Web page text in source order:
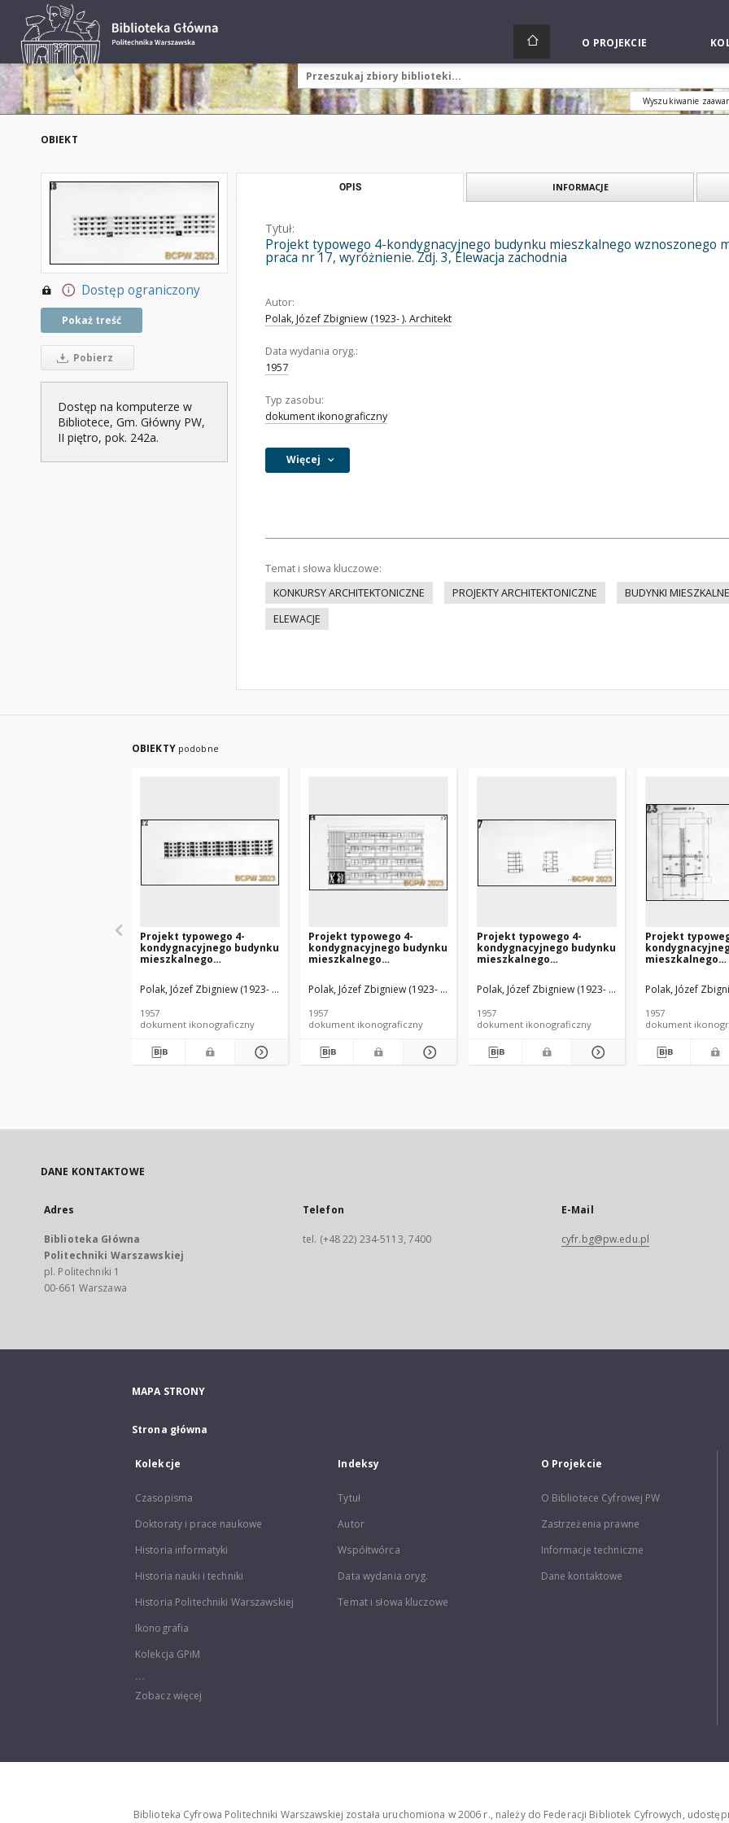
O PROJEKCIE
Wyszukiwanie
OBIEKT
Dostęp ograniczony
Pokaż treść
Pobierz
Dostęp na komputerze w
Bibliotece, Gm. Główny PW,
II piętro, pok. 242a.
OPIS INFORMACJE
Tytuł:
Projekt typowego 4-kondygnacyjnego budynku mieszkalnego wznoszonego
praca nr 17, wyróżnienie. Zdj. 3, Elewacja zachodnia
Autor:
Polak, Józef Zbigniew (1923- ). Architekt
Data wydania oryg.:
1957
Typ zasobu:
dokument ikonograficzny
Więcej
Temat i słowa kluczowe:
KONKURSY ARCHITEKTONICZNE
PROJEKTY ARCHITEKTONICZNE BUDYNKI MIESZKALNE
ELEWACJE
OBIEKTY podobne
Projekt typowego 4-
kondygnacyjnego budynku
mieszkalnego
uprzemysłowioną -
Konkurs SARP nr 231 :
Zdj. 2, Elewacja budynku
Polak, Józef Zbigniew (1923- ). Architekt Cygan, Jerzy. Architekt Wiland, Stanisław. Architekt Brykalski, Stanisław (1914-1961).
1957
dokument ikonograficzny
Projekt typowego 4-
kondygnacyjnego budynku
mieszkalnego
uprzemysłowioną -
Konkurs SARP nr 231 :
Zdj. 1, Fragment elewacji
Polak, Józef Zbigniew (1923- ). Architekt Cygan, Jerzy. Architekt Wiland, Stanisław. Architekt
1957
dokument ikonograficzny
Projekt typowego 4-
kondygnacyjnego budynku
mieszkalnego
uprzemysłowioną -
Konkurs SARP nr 231 :
Zdj. 13, Trzy przekroje
budynku
Polak, Józef Zbigniew (1923- ). Architekt Cygan, Jerzy.
1957
dokument ikonograficzny
Projekt
mieszkalnego
Konkurs SARP nr
Zdj. 12, Przekrój
A
Polak, Józef
1957
dokument
DANE KONTAKTOWE
Adres
Biblioteka Główna
Politechniki Warszawskiej
pl. Politechniki 1
00-661 Warszawa
Telefon
tel. (+48 22) 234-5113, 7400
E-Mail
cyfr.bg@pw.edu.pl
MAPA STRONY
Strona główna
Kolekcje
Czasopisma
Doktoraty i prace naukowe
Historia informatyki
Historia nauki i techniki
Historia Politechniki Warszawskiej
Ikonografia
Kolekcja GPiM
...
Zobacz więcej
Indeksy
Tytuł
Autor
Współtwórca
Data wydania oryg.
Temat i słowa kluczowe
O Projekcie
O Bibliotece Cyfrowej PW
Zastrzeżenia prawne
Informacje techniczne
Dane kontaktowe
Biblioteka Cyfrowa Politechniki Warszawskiej została uruchomiona w 2006 r., należy do Federacji Bibliotek Cyfrowych,